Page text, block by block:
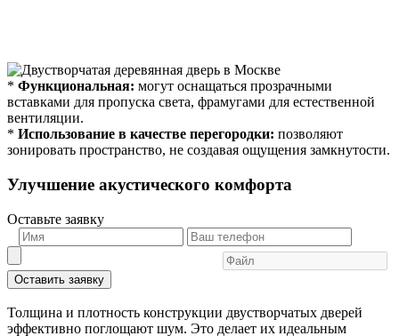
* Функциональная: могут оснащаться прозрачными
вставками для пропуска света, фрамугами для естественной
вентиляции.
* Использование в качестве перегородки: позволяют
зонировать пространство, не создавая ощущения замкнутости.
Улучшение акустического комфорта
Оставьте заявку
Оставить заявку
Толщина и плотность конструкции двустворчатых дверей
эффективно поглощают шум. Это делает их идеальным